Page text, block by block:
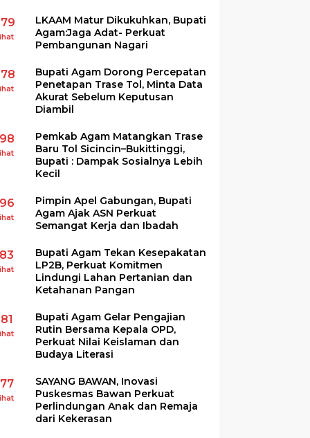
LKAAM Matur Dikukuhkan, Bupati
Agam:Jaga Adat- Perkuat
Pembangunan Nagari
Bupati Agam Dorong Percepatan
Penetapan Trase Tol, Minta Data
Akurat Sebelum Keputusan
Diambil
Pemkab Agam Matangkan Trase
Baru Tol Sicincin–Bukittinggi,
Bupati : Dampak Sosialnya Lebih
Kecil
Pimpin Apel Gabungan, Bupati
Agam Ajak ASN Perkuat
Semangat Kerja dan Ibadah
Bupati Agam Tekan Kesepakatan
LP2B, Perkuat Komitmen
Lindungi Lahan Pertanian dan
Ketahanan Pangan
Bupati Agam Gelar Pengajian
Rutin Bersama Kepala OPD,
Perkuat Nilai Keislaman dan
Budaya Literasi
SAYANG BAWAN, Inovasi
Puskesmas Bawan Perkuat
Perlindungan Anak dan Remaja
dari Kekerasan